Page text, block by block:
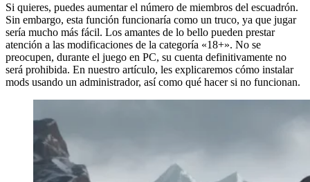
Si quieres, puedes aumentar el número de miembros del escuadrón.
Sin embargo, esta función funcionaría como un truco, ya que jugar
sería mucho más fácil. Los amantes de lo bello pueden prestar
atención a las modificaciones de la categoría «18+». No se
preocupen, durante el juego en PC, su cuenta definitivamente no
será prohibida. En nuestro artículo, les explicaremos cómo instalar
mods usando un administrador, así como qué hacer si no funcionan.